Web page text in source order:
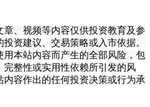
、视频等内容仅供投资教育及参
资建议、交易策略或入市依据。
用本站内容而产生的全部风险，包
整性或实用性依赖所引发的风
内容作出的任何投资决策或行为承